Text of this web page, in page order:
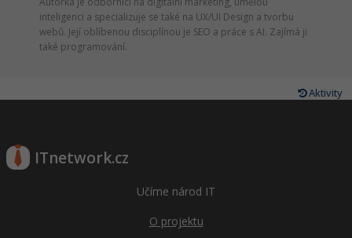
Fórum
inteligenci a specializuje se také na UX/UI Design a tvorbu
webů. Její oblíbenou disciplínou je SEO a práce s AI. Zajímá ji
také programování.
Aktivity
ITnetwork.cz
Učíme národ IT
O projektu